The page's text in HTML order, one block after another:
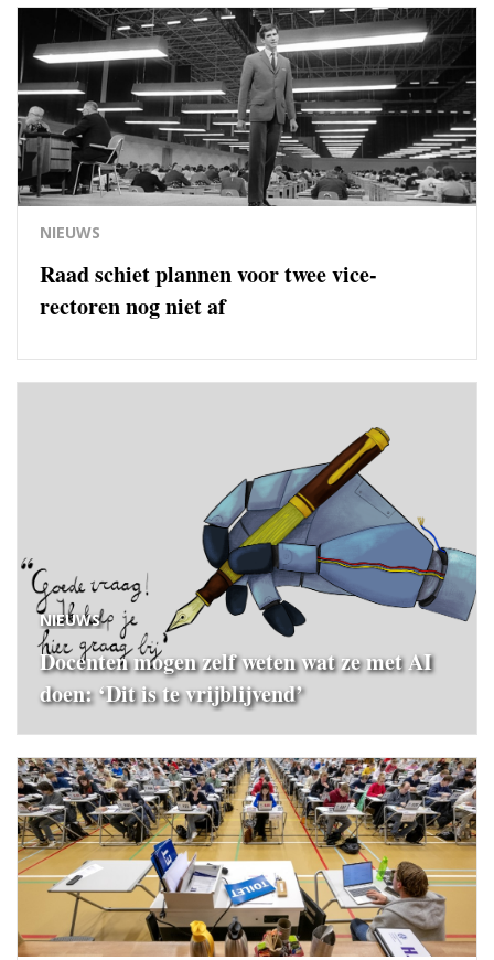
NIEUWS
Raad schiet plannen voor twee vice-
rectoren nog niet af
NIEUWS
Docenten mogen zelf weten wat ze met AI
doen: ‘Dit is te vrijblijvend’